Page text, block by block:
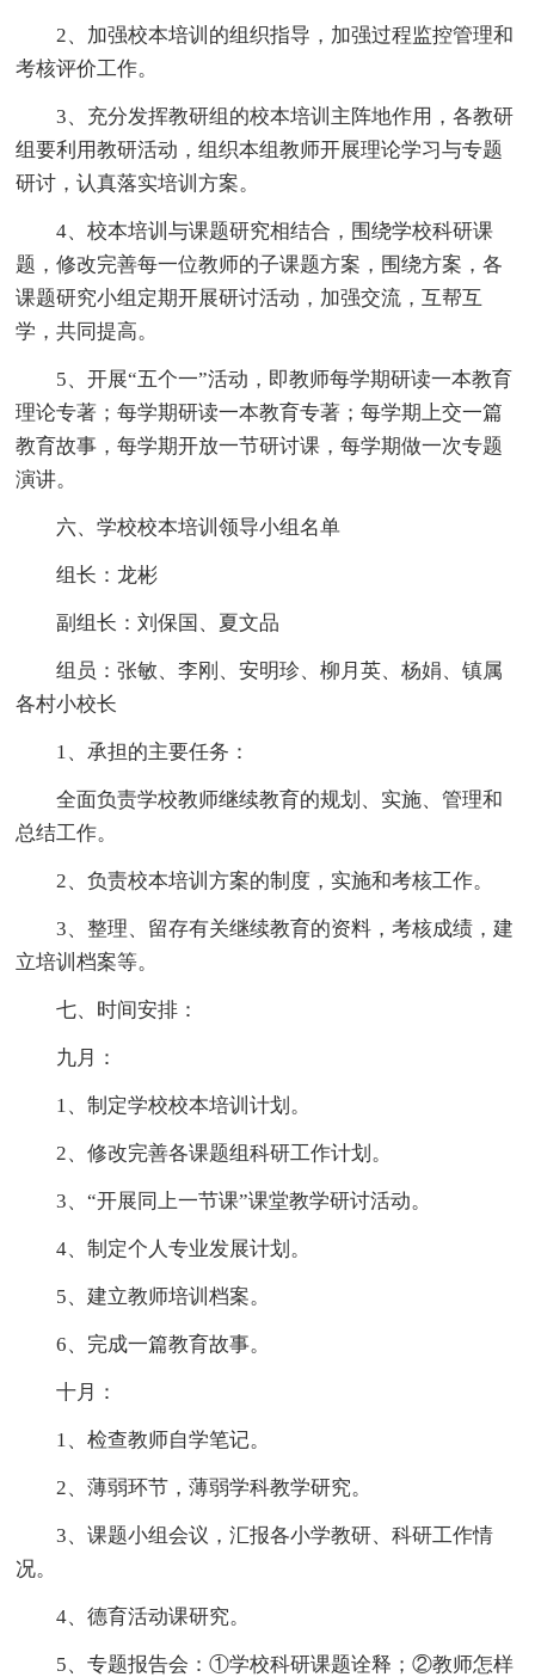
2、加强校本培训的组织指导，加强过程监控管理和
考核评价工作。
3、充分发挥教研组的校本培训主阵地作用，各教研
组要利用教研活动，组织本组教师开展理论学习与专题
研讨，认真落实培训方案。
4、校本培训与课题研究相结合，围绕学校科研课
题，修改完善每一位教师的子课题方案，围绕方案，各
课题研究小组定期开展研讨活动，加强交流，互帮互
学，共同提高。
5、开展“五个一”活动，即教师每学期研读一本教育
理论专著；每学期研读一本教育专著；每学期上交一篇
教育故事，每学期开放一节研讨课，每学期做一次专题
演讲。
六、学校校本培训领导小组名单
组长：龙彬
副组长：刘保国、夏文品
组员：张敏、李刚、安明珍、柳月英、杨娟、镇属
各村小校长
1、承担的主要任务：
全面负责学校教师继续教育的规划、实施、管理和
总结工作。
2、负责校本培训方案的制度，实施和考核工作。
3、整理、留存有关继续教育的资料，考核成绩，建
立培训档案等。
七、时间安排：
九月：
1、制定学校校本培训计划。
2、修改完善各课题组科研工作计划。
3、“开展同上一节课”课堂教学研讨活动。
4、制定个人专业发展计划。
5、建立教师培训档案。
6、完成一篇教育故事。
十月：
1、检查教师自学笔记。
2、薄弱环节，薄弱学科教学研究。
3、课题小组会议，汇报各小学教研、科研工作情
况。
4、德育活动课研究。
5、专题报告会：①学校科研课题诠释；②教师怎样